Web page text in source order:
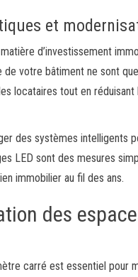
et
d’investissement
votre bâtiment ne sont
locataires tout en
des systèmes intelligents
LED sont des mesures
immobilier au fil des ans.
des
carré est essentiel pour